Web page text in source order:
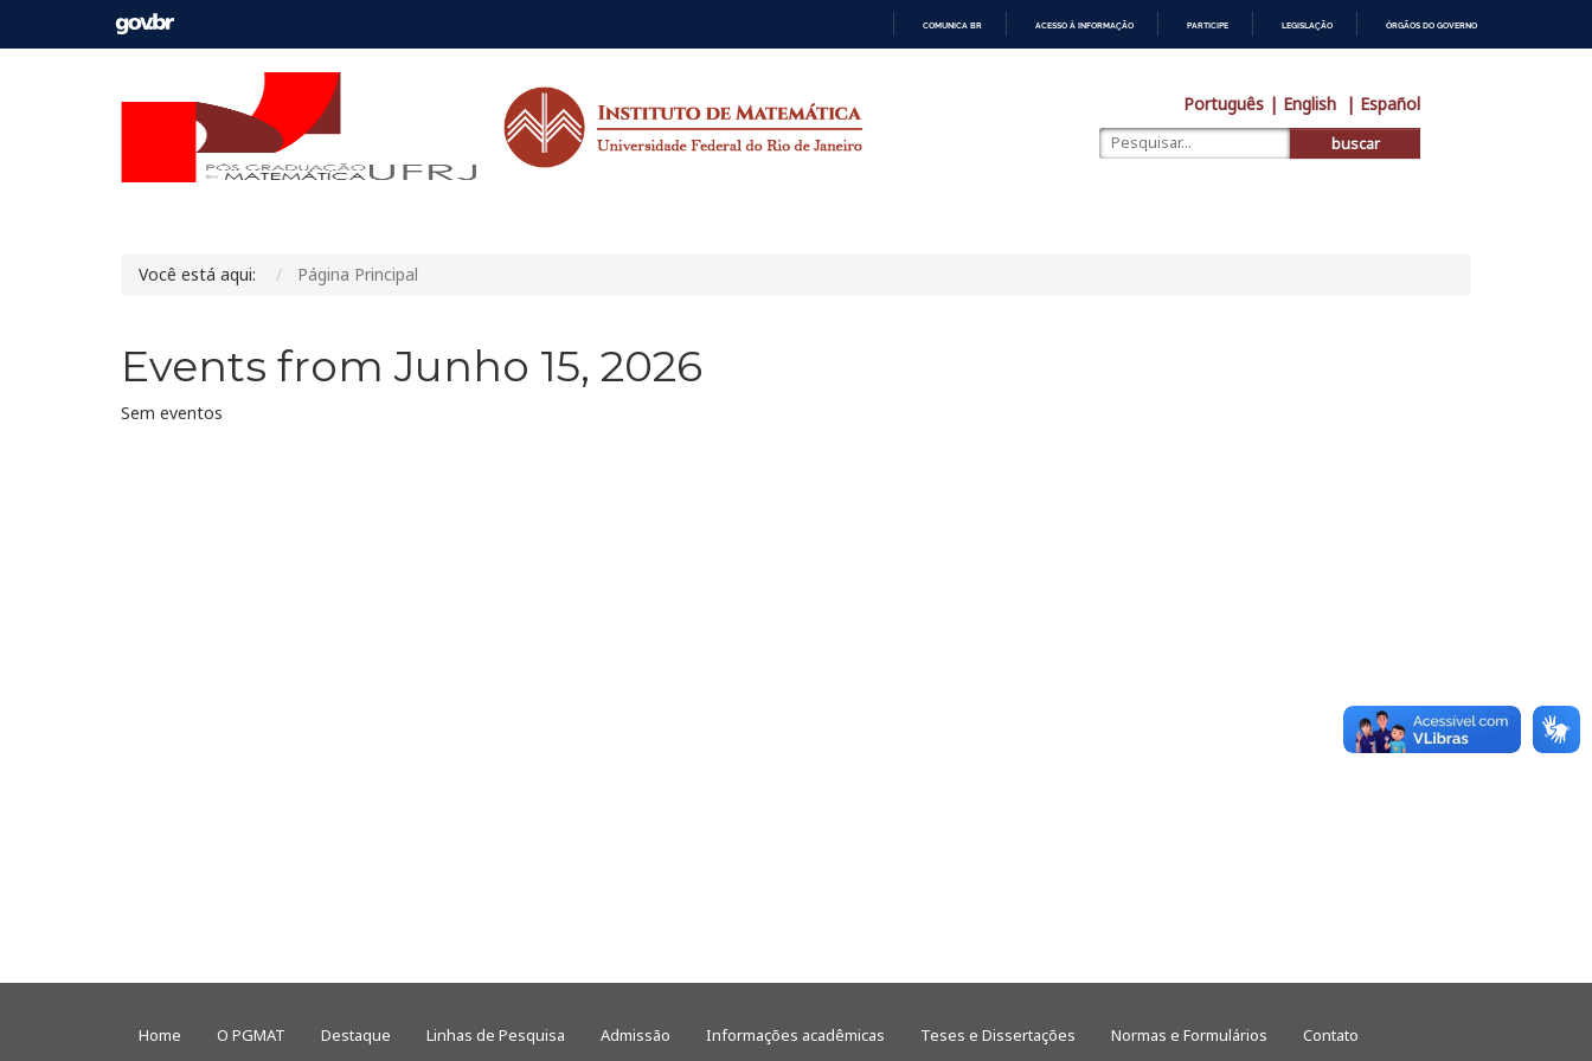
CONTEÚDO
COMUNICA BR ACESSO À INFORMAÇÃO PARTICIPE LEGISLAÇÃO ÓRGÃOS DO GOVERNO
Português | English | Español
buscar
Você está aqui: Página Principal
Events from Junho 15, 2026
Sem eventos
Home O PGMAT Destaque Linhas de Pesquisa Admissão Informações acadêmicas Teses e Dissertações Normas e Formulários Contato